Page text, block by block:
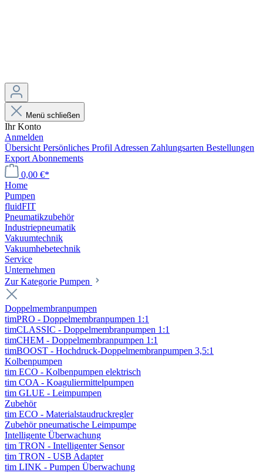
Menü schließen
Ihr Konto
Anmelden
Übersicht Persönliches Profil Adressen Zahlungsarten Bestellungen
Export Abonnements
0,00 €*
Home
Pumpen
fluidFIT
Pneumatikzubehör
Industriepneumatik
Vakuumtechnik
Vakuumhebetechnik
Service
Unternehmen
Zur Kategorie Pumpen
Doppelmembranpumpen
timPRO - Doppelmembranpumpen 1:1
timCLASSIC - Doppelmembranpumpen 1:1
timCHEM - Doppelmembranpumpen 1:1
timBOOST - Hochdruck-Doppelmembranpumpen 3,5:1
Kolbenpumpen
tim ECO - Kolbenpumpen elektrisch
tim COA - Koaguliermittelpumpen
tim GLUE - Leimpumpen
Zubehör
tim ECO - Materialstaudruckregler
Zubehör pneumatische Leimpumpe
Intelligente Überwachung
tim TRON - Intelligenter Sensor
tim TRON - USB Adapter
tim LINK - Pumpen Überwachung